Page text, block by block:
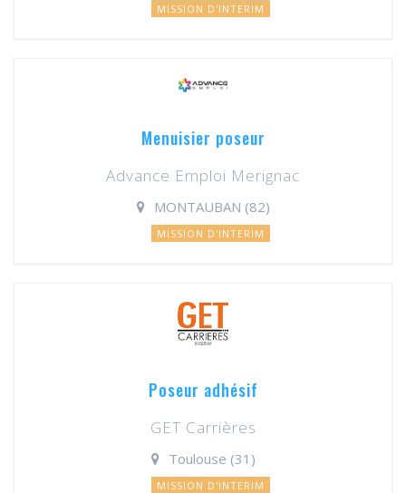
MISSION D'INTERIM
Menuisier poseur
Advance Emploi Merignac
MONTAUBAN (82)
MISSION D'INTERIM
Poseur adhésif
GET Carrières
Toulouse (31)
MISSION D'INTERIM